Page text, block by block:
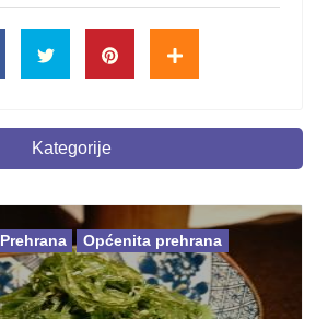
Kategorije
Prehrana Općenita prehrana